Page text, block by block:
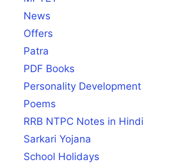
News
Offers
Patra
PDF Books
Personality Development
Poems
RRB NTPC Notes in Hindi
Sarkari Yojana
School Holidays